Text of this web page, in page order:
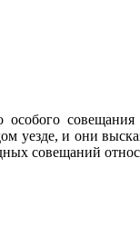
совещания
и они